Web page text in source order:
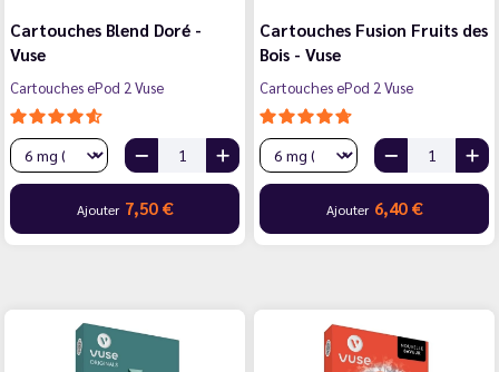
Cartouches Blend Doré -
Vuse
Cartouches ePod 2 Vuse
Ajouter 7,50 €
Cartouches Fusion Fruits des
Bois - Vuse
Cartouches ePod 2 Vuse
Ajouter 6,40 €